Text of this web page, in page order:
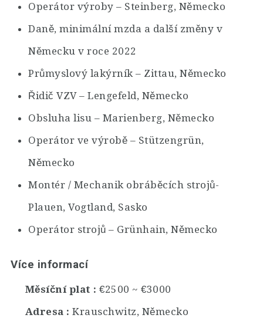
Operátor výroby – Steinberg, Německo
Daně, minimální mzda a další změny v
Německu v roce 2022
Průmyslový lakýrník – Zittau, Německo
Řidič VZV – Lengefeld, Německo
Obsluha lisu – Marienberg, Německo
Operátor ve výrobě – Stützengrün,
Německo
Montér / Mechanik obráběcích strojů-
Plauen, Vogtland, Sasko
Operátor strojů – Grünhain, Německo
Více informací
Měsíční plat
€2500 ~ €3000
Adresa
Krauschwitz, Německo